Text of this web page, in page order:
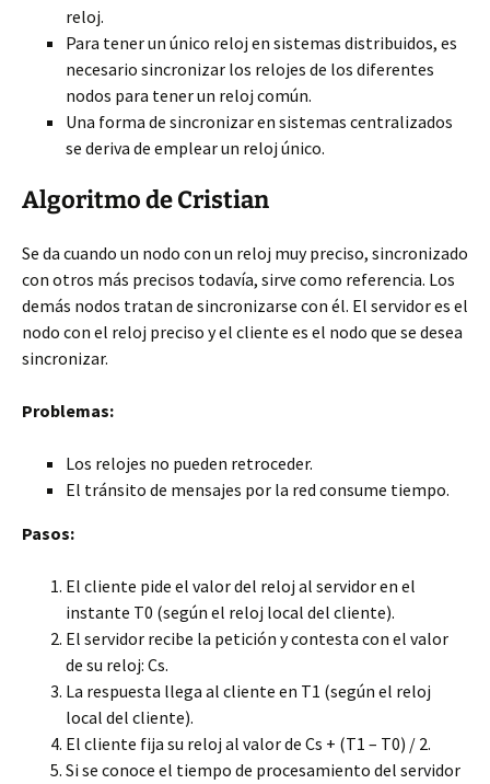
reloj.
Para tener un único reloj en sistemas distribuidos, es
necesario sincronizar los relojes de los diferentes
nodos para tener un reloj común.
Una forma de sincronizar en sistemas centralizados
se deriva de emplear un reloj único.
Algoritmo de Cristian
Se da cuando un nodo con un reloj muy preciso, sincronizado
con otros más precisos todavía, sirve como referencia. Los
demás nodos tratan de sincronizarse con él. El servidor es el
nodo con el reloj preciso y el cliente es el nodo que se desea
sincronizar.
Problemas:
Los relojes no pueden retroceder.
El tránsito de mensajes por la red consume tiempo.
Pasos:
El cliente pide el valor del reloj al servidor en el
instante T0 (según el reloj local del cliente).
El servidor recibe la petición y contesta con el valor
de su reloj: Cs.
La respuesta llega al cliente en T1 (según el reloj
local del cliente).
El cliente fija su reloj al valor de Cs + (T1 – T0) / 2.
Si se conoce el tiempo de procesamiento del servidor